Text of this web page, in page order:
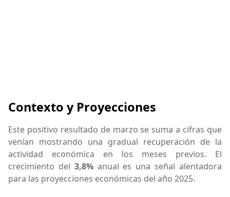
Contexto y Proyecciones
Este positivo resultado de marzo se suma a cifras que
venían mostrando una gradual recuperación de la
actividad económica en los meses previos. El
crecimiento del 3,8%anual es una señal alentadora
para las proyecciones económicas del año 2025.